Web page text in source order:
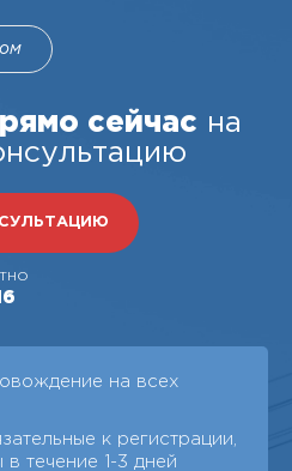
сейчас на
на всех
к регистрации,
в течение 1-3 дней